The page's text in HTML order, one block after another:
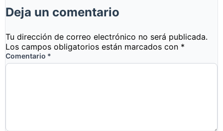
Deja un comentario
Tu dirección de correo electrónico no será publicada.
Los campos obligatorios están marcados con *
Comentario *